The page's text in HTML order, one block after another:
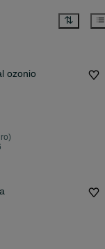
Vaporizador facial ozonio